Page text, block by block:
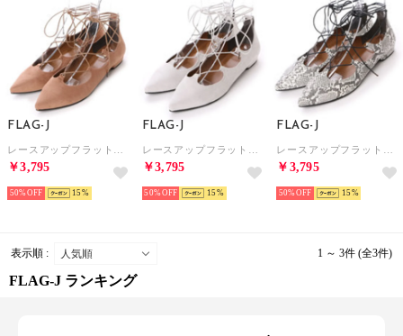
FLAG-J
￥3,795
50% 15
FLAG-J
￥3,795
50% 15
FLAG-J
￥3,795
50% 15
表示順 : 1 ～ 3件 (全3件)
FLAG-J ランキング